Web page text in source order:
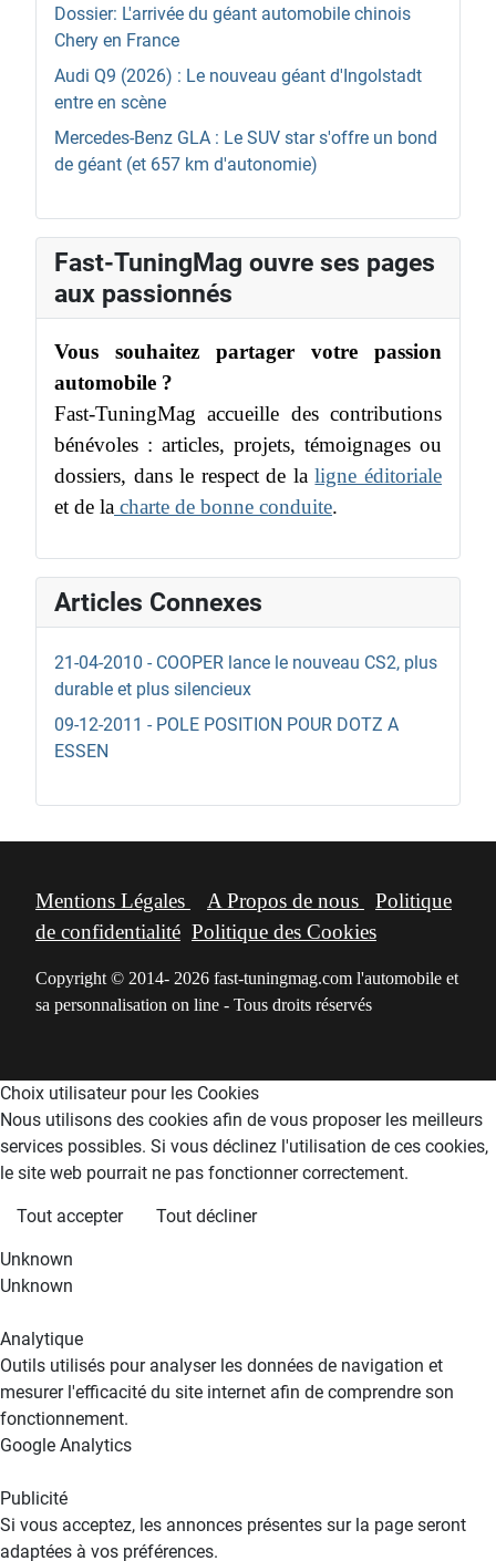
Dossier: L'arrivée du géant automobile chinois
Chery en France
Audi Q9 (2026) : Le nouveau géant d'Ingolstadt
entre en scène
Mercedes-Benz GLA : Le SUV star s'offre un bond
de géant (et 657 km d'autonomie)
Fast-TuningMag ouvre ses pages
aux passionnés
Vous souhaitez partager votre passion
automobile ?
Fast-TuningMag accueille des contributions
bénévoles : articles, projets, témoignages ou
dossiers, dans le respect de laligne éditoriale
et de la charte de bonne conduite.
Articles Connexes
21-04-2010 - COOPER lance le nouveau CS2, plus
durable et plus silencieux
09-12-2011 - POLE POSITION POUR DOTZ A
ESSEN
Mentions Légales A Propos de nous
Politique
de confidentialité Politique des Cookies
Copyright © 2014- 2026 fast-tuningmag.com l'automobile et
sa personnalisation on line - Tous droits réservés
Choix utilisateur pour les Cookies
Nous utilisons des cookies afin de vous proposer les meilleurs
services possibles. Si vous déclinez l'utilisation de ces cookies,
le site web pourrait ne pas fonctionner correctement.
Tout accepter Tout décliner
Unknown
Unknown
Analytique
Outils utilisés pour analyser les données de navigation et
mesurer l'efficacité du site internet afin de comprendre son
fonctionnement.
Google Analytics
Publicité
Si vous acceptez, les annonces présentes sur la page seront
adaptées à vos préférences.